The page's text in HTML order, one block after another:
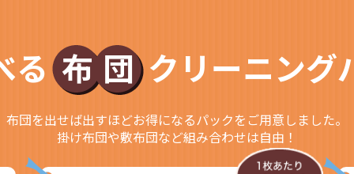
る 布団クリーニング
布団を出せば出すほどお得になるパックをご用意しました。
掛け布団や敷布団など組み合わせは自由！